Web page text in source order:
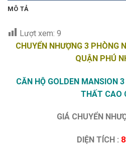
MÔ TẢ
Lượt xem: 9
CHUYỂN NHƯỢNG 3 PHÒNG
QUẬN PHÚ
CĂN HỘ GOLDEN MANSION
THẤT CAO
GIÁ CHUYỂN
DIỆN TÍCH :